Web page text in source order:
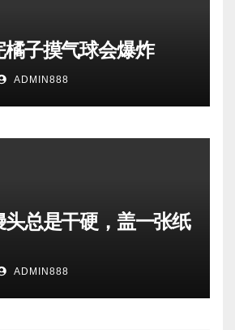
橘子摸气球会爆炸
ADMIN888
总是干硬，盖一张纸
ADMIN888